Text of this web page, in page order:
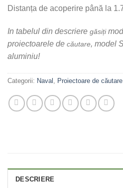
Distanța de acoperire până la
In tabelul din descriere găsiți
proiectoarele de căutare, model
aluminiu!
Categorii: Naval Proiectoare de căutare
DESCRIERE